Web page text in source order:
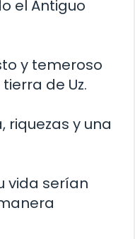
el Antiguo
y temeroso
de Uz.
riquezas y una
vida serían